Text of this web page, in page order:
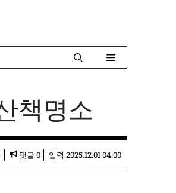
책명소
댓글 0 입력 2025.12.01 04:00